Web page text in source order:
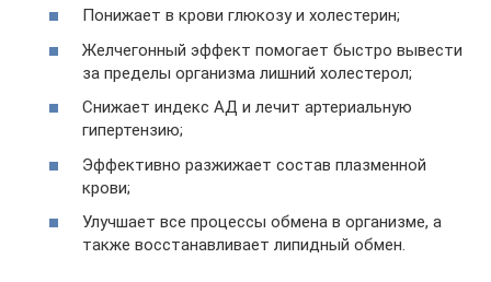
Понижает в крови глюкозу и холестерин;
Желчегонный эффект помогает быстро вывести
за пределы организма лишний холестерол;
Снижает индекс АД и лечит артериальную
гипертензию;
Эффективно разжижает состав плазменной
крови;
Улучшает все процессы обмена в организме, а
также восстанавливает липидный обмен.